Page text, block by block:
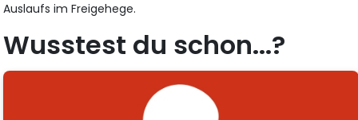
Auslaufs im Freigehege.
Wusstest du schon...?